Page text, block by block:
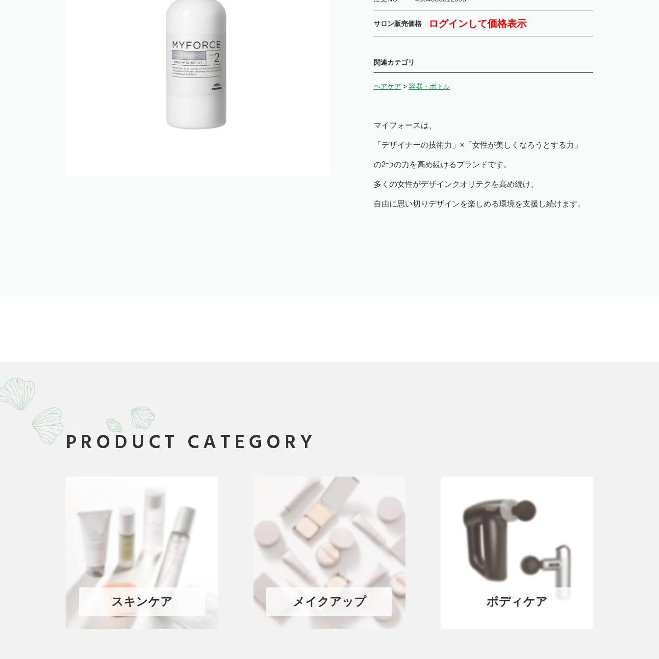
サロン販売価格 ログインして価格表示
関連カテゴリ
ヘアケア > 容器・ボトル
マイフォースは、
「デザイナーの技術力」×「女性が美しくなろうとする力」
の2つの力を高め続けるブランドです。
多くの女性がデザインクオリテクを高め続け、
自由に思い切りデザインを楽しめる環境を支援し続けます。
PRODUCT CATEGORY
スキンケア メイクアップ ボディケア